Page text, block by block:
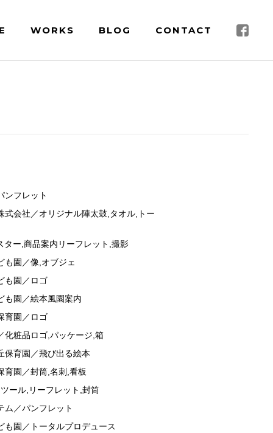
WORKS BLOG CONTACT
ンフレット
式会社／オリジナル陣太鼓,タオル,トー
ター,商品案内リーフレット,撮影
も園／像,オブジェ
も園／ロゴ
も園／絵本風園案内
育園／ロゴ
化粧品ロゴ,パッケージ,箱
保育園／飛び出る絵本
育園／封筒,名刺,看板
ール,リーフレット,封筒
ム／パンフレット
も園／トータルプロデュース